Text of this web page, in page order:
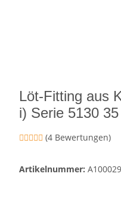
Löt-Fitting aus
i) Serie 5130
(4 Bewertungen)
Artikelnummer: